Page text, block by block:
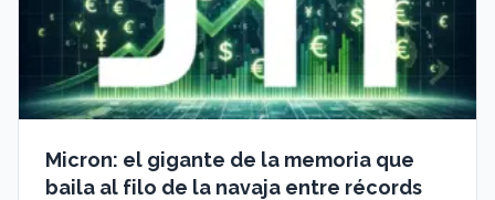
Micron: el gigante de la memoria que
baila al filo de la navaja entre récords